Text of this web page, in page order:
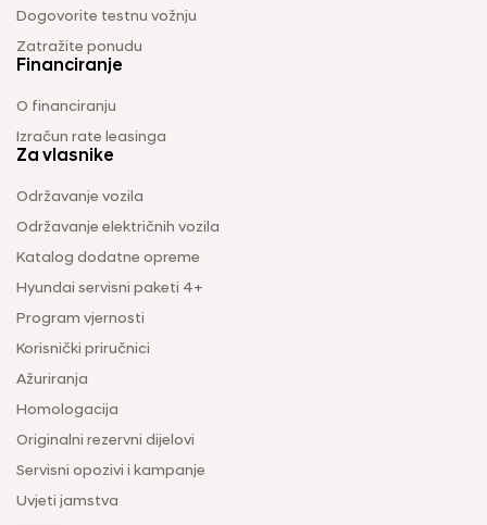
Dogovorite testnu vožnju
Zatražite ponudu
Financiranje
O financiranju
Izračun rate leasinga
Za vlasnike
Održavanje vozila
Održavanje električnih vozila
Katalog dodatne opreme
Hyundai servisni paketi 4+
Program vjernosti
Korisnički priručnici
Ažuriranja
Homologacija
Originalni rezervni dijelovi
Servisni opozivi i kampanje
Uvjeti jamstva